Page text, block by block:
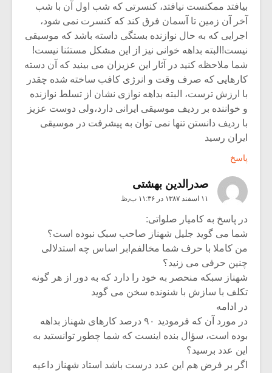
بیافتد ممکنست نیافتد، کنسرتی که شب اول آن با شب
آخر آن زمین تا آسمان فرق کند که کنسرت نمی شود،
اجرایی که به حال نوازنده بستگی داسته باشد که موسیقی
نیست!البته بداهه خوانی نیز از این مشکل مستثنا نیست!
شما ملاحظه کنید در آثار این عزیزان می بینید که آن دسته
کارهایی که صرف وقت و انرژی کافب ساخته شده چقدر
با ارزش ترست، البته بداهه نوازی نشان از تسلط نوازنده
و خواننده بر ردیف موسیقی ایرانی دارد،ولی دوست عزیز
با ردیف دانستن تنها نمی توان به پیشرفت در موسیقی
ایران رسید
پاسخ
صدرالدین بهشتی
۱۱ اسفند ۱۳۸۷ در ۱۱:۳۶ ب٫ظ
در پاسخ به کامیار صلواتی:
شما می گوید جلیل شهناز صاحب سبک نبوده است؟
من کاملا با حرف شما مخالفم!بر اساس چه استدلالی
چنین حرفی می زنید؟
شهناز سبکه منحصر به خود را دارد که به دور از هر گونه
تکلف با سازش با شنونده سخن می گوید
در ادامه
در مورد آن که فرمودید ۹۰ درصد کارهای شهناز بداهه
بوده است، سؤال بنده اینست که شما چطور توانستید به
این عدد برسید؟
اگر بر فرض هم این عدد درست باشد استاد شهناز داعیه